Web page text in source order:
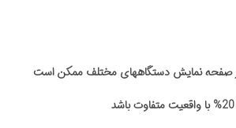
صفحه نمایش دستگاههای مختلف ممکن است